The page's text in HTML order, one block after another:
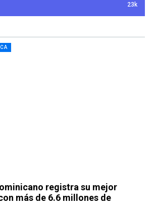
23k
registra su mejor
más de 6.6 millones de